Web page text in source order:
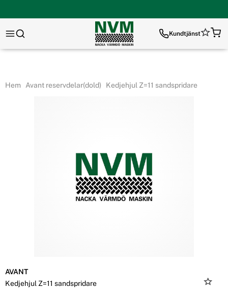
Kundtjänst
Hem Avant reservdelar(dold) Kedjehjul Z=11 sandspridare
AVANT
Kedjehjul Z=11 sandspridare